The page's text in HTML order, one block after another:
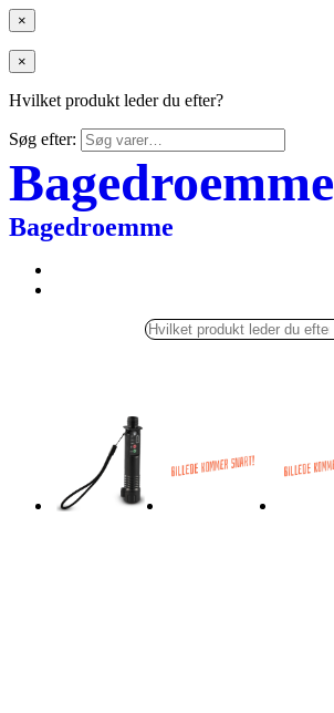
×
×
Hvilket produkt leder du efter?
Søg efter:
Bagedroemme
Bagedroemme